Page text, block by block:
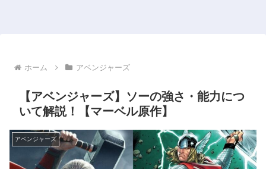
ホーム アベンジャーズ
【アベンジャーズ】ソーの強さ・能力につ
いて解説！【マーベル原作】
アベンジャーズ